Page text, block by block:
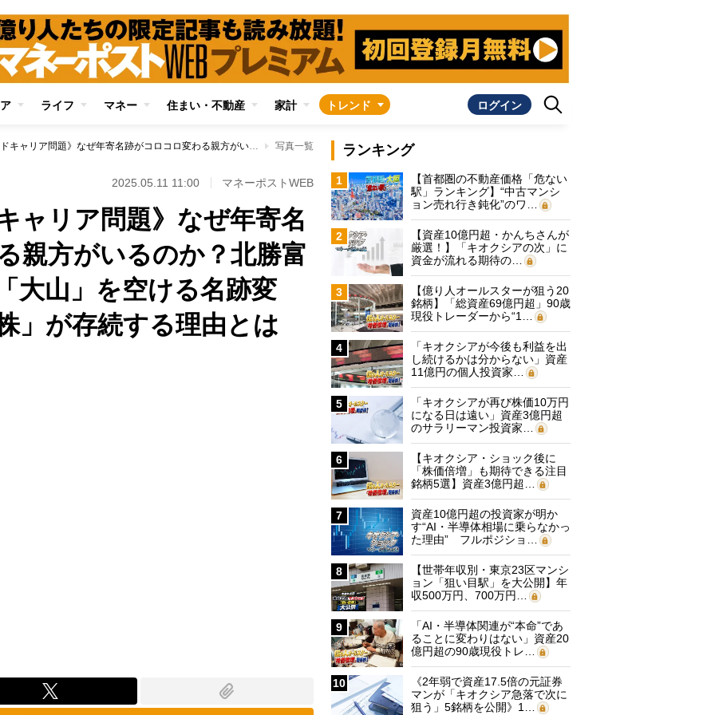
ライフ マネー 住まい・不動産 家計 トレンド ログイン
《角界のセカンドキャリア問題》なぜ年寄名跡がコロコロ変わる親方がいるのか？北勝富士が引退秒読みで「大山」を空ける名跡変更、いまだに「借株」が存続する理由とは 写真一覧
2025.05.11 11:00 マネーポストWEB
ャリア問題》なぜ年寄名
親方がいるのか？北勝富
大山」を空ける名跡変
」が存続する理由とは
ランキング
1
【首都圏の不動産価格「危ない
駅」ランキング】“中古マンシ
ョン売れ行き鈍化”のワ…
2
【資産10億円超・かんちさんが
厳選！】「キオクシアの次」に
資金が流れる期待の…
3
【億り人オールスターが狙う20
銘柄】「総資産69億円超」90歳
現役トレーダーから“1…
4
「キオクシアが今後も利益を出
し続けるかは分からない」資産
11億円の個人投資家…
5
「キオクシアが再び株価10万円
になる日は遠い」資産3億円超
のサラリーマン投資家…
6
【キオクシア・ショック後に
「株価倍増」も期待できる注目
銘柄5選】資産3億円超…
7
資産10億円超の投資家が明か
す“AI・半導体相場に乗らなかっ
た理由” フルポジショ…
8
【世帯年収別・東京23区マンシ
ョン「狙い目駅」を大公開】年
収500万円、700万円…
9
「AI・半導体関連が“本命”であ
ることに変わりはない」資産20
億円超の90歳現役トレ…
10
《2年弱で資産17.5倍の元証券
マンが「キオクシア急落で次に
狙う」5銘柄を公開》1…